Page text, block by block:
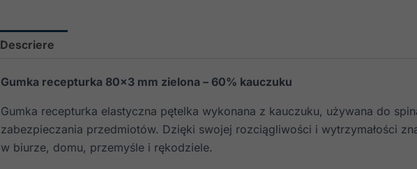
Descriere
Gumka recepturka 80×3 mm zielona – 60% kauczuku
Gumka recepturka elastyczna pętelka wykonana z kauczuku, używana do
zabezpieczania przedmiotów. Dzięki swojej rozciągliwości i wytrzymałości
w biurze, domu, przemyśle i rękodziele.